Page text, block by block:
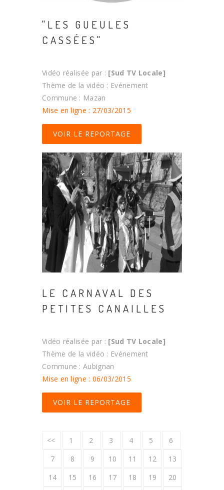
"LES GUEULES
CASSÉES"
Vidéo réalisée par : [Sud TV Locale]
Thème de la vidéo : Evénement
Commune : Mazan
Mise en ligne : 27/03/2015
VOIR LE REPORTAGE
LE CARNAVAL DES
PETITES CANAILLES
Vidéo réalisée par : [Sud TV Locale]
Thème de la vidéo : Evénement
Commune : Aubignan
Mise en ligne : 06/03/2015
VOIR LE REPORTAGE
<< 1 2 3 4 5
6
7
8 9 10 11 12
13
14
15 16 17 18 19
20